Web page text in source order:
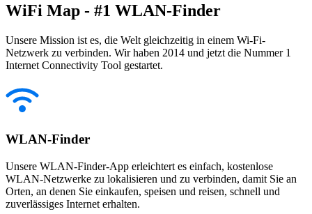
WiFi Map - #1 WLAN-Finder
Unsere Mission ist es, die Welt gleichzeitig in einem Wi-Fi-
Netzwerk zu verbinden. Wir haben 2014 und jetzt die Nummer 1
Internet Connectivity Tool gestartet.
WLAN-Finder
Unsere WLAN-Finder-App erleichtert es einfach, kostenlose
WLAN-Netzwerke zu lokalisieren und zu verbinden, damit Sie an
Orten, an denen Sie einkaufen, speisen und reisen, schnell und
zuverlässiges Internet erhalten.